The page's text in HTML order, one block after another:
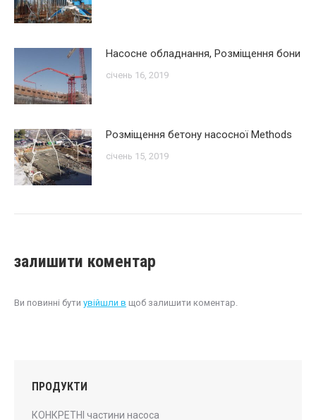
Насосне обладнання, Розміщення бони
січень 16, 2019
Розміщення бетону насосної Methods
січень 15, 2019
залишити коментар
Ви повинні бути увійшли в щоб залишити коментар.
ПРОДУКТИ
КОНКРЕТНІ частини насоса